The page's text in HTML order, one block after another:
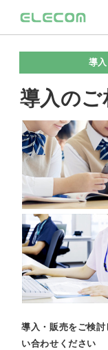
導
導入の
導入・販売をご検
い合わせください